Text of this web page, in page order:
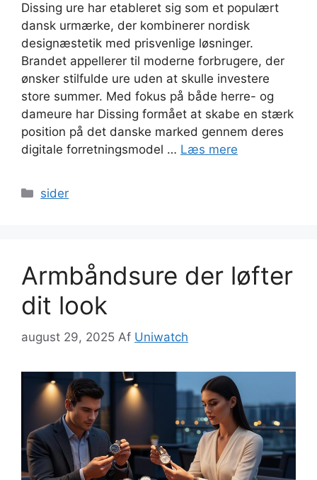
Dissing ure har etableret sig som et populært
dansk urmærke, der kombinerer nordisk
designæstetik med prisvenlige løsninger.
Brandet appellerer til moderne forbrugere, der
ønsker stilfulde ure uden at skulle investere
store summer. Med fokus på både herre- og
dameure har Dissing formået at skabe en stærk
position på det danske marked gennem deres
digitale forretningsmodel … Læs mere
Kategorier
sider
Armbåndsure der løfter
dit look
august 29, 2025 Af Uniwatch